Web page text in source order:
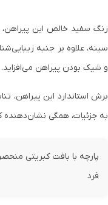
رنگ سفید خالص این
سینه، علاوه بر جنبه
و شیک بودن پیراهن می‌افزاید.
برش استاندارد این پیراهن،
به جزئیات، همگی
پارچه با بافت کبریتی
فرد